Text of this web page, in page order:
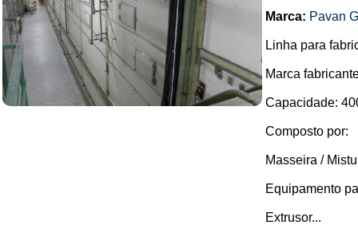
Marca: Pavan
Linha para
Marca
Capacidade:
Composto por:
Masseira /
Equipamento
Extrusor...